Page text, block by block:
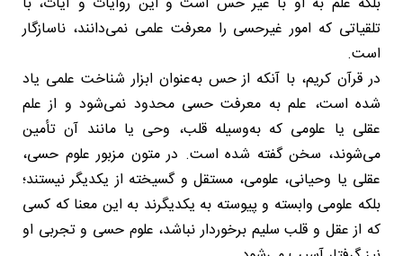
تلقیاتی که امور غیرحسی را معرفت علمی نمی‌دانند، ناسازگار
است.
در قرآن کریم، با آنکه از حس به‌عنوان ابزار شناخت علمی یاد
شده است، علم به معرفت حسی محدود نمی‌شود و از علم
عقلی یا علومی که به‌وسیله قلب، وحی یا مانند آن تأمین
می‌شوند، سخن گفته شده است. در متون مزبور علوم حسی،
عقلی یا وحیانی، علومی، مستقل و گسیخته از یکدیگر نیستند؛
بلکه علومی وابسته و پیوسته به یکدیگرند به این معنا که کسی
که از عقل و قلب سلیم برخوردار نباشد، علوم حسی و تجربی او